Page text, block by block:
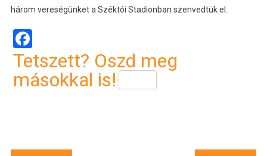
három vereségünket a Széktói Stadionban szenvedtük el.
Facebook
Tetszett? Oszd meg
másokkal is!